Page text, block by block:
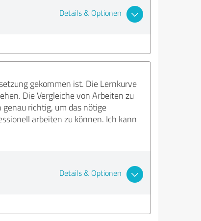
Details & Optionen
gekommen ist. Die Lernkurve
Die Vergleiche von Arbeiten zu
richtig, um das nötige
arbeiten zu können. Ich kann
Details & Optionen